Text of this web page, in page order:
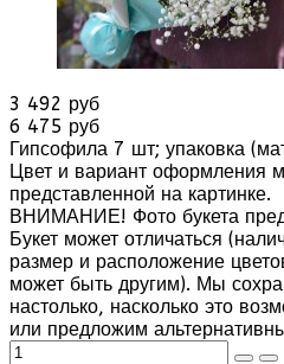
3 492 руб
6 475 руб
Гипсофила 7 шт; упаковка
Цвет и вариант оформления
представленной на картинке.
ВНИМАНИЕ! Фото букета
Букет может отличаться
размер и расположение
может быть другим). Мы
настолько, насколько это
или предложим